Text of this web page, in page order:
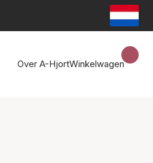
Over A-HjortWinkelwagen